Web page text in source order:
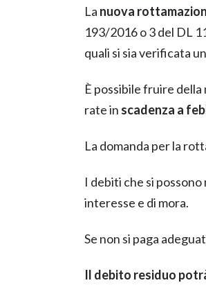
La nuova
193/2016 o 3 del DL
quali si sia verificata
È possibile fruire
rate in scadenza a
La domanda per la
I debiti che si
interesse e di mora.
Se non si paga
Il debito residuo